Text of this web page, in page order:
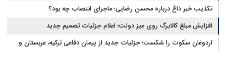
تکذیب خبر داغ درباره محسن رضایی؛ ماجرای انتصاب چه بود؟
افزایش مبلغ کالابرگ روی میز دولت؛ اعلام جزئیات تصمیم جدید
اردوغان سکوت را شکست؛ جزئیات جدید از پیمان دفاعی ترکیه، عربستان و